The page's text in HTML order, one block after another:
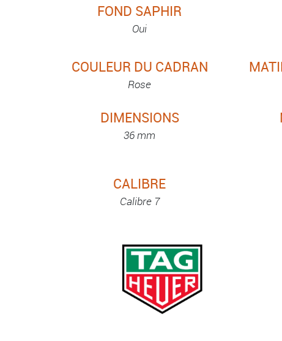
FOND SAPHIR
Oui
COULEUR DU CADRAN
Rose
DIMENSIONS
36 mm
CALIBRE
Calibre 7